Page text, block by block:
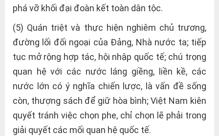
phá vỡ khối đại đoàn kết toàn dân tộc.
(5) Quán triệt và thực hiện nghiêm chủ trương,
đường lối đối ngoại của Đảng, Nhà nước ta; tiếp
tục mở rộng hợp tác, hội nhập quốc tế; chú trọng
quan hệ với các nước láng giềng, liền kề, các
nước lớn có ý nghĩa chiến lược, là vấn đề sống
còn, thượng sách để giữ hòa bình; Việt Nam kiên
quyết tránh việc chọn phe, chỉ chọn lẽ phải trong
giải quyết các mối quan hệ quốc tế.